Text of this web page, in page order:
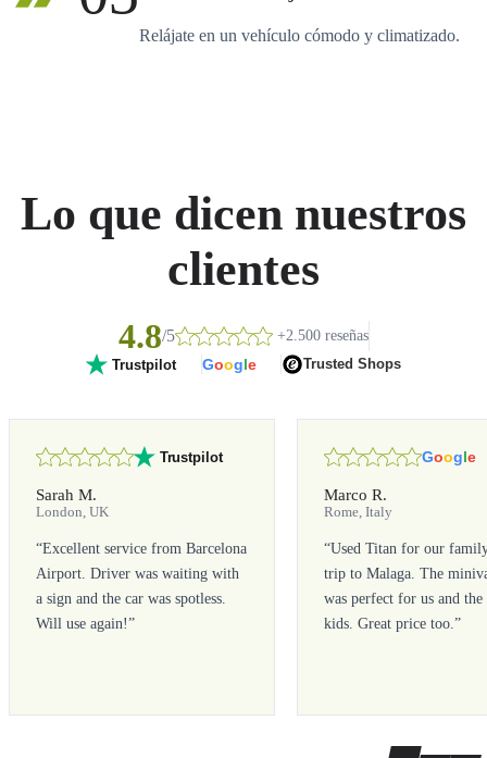
Relájate en un vehículo cómodo y climatizado.
Lo que dicen nuestros
clientes
4.8/5 +2.500 reseñas
Trustpilot Google Trusted Shops
Trustpilot
Sarah M.
London, UK
“Excellent service from Barcelona
Airport. Driver was waiting with
a sign and the car was spotless.
Will use again!”
Google
Marco R.
Rome, Italy
“Used Titan for our
trip to Malaga. The
was perfect for us and the
kids. Great price too.”